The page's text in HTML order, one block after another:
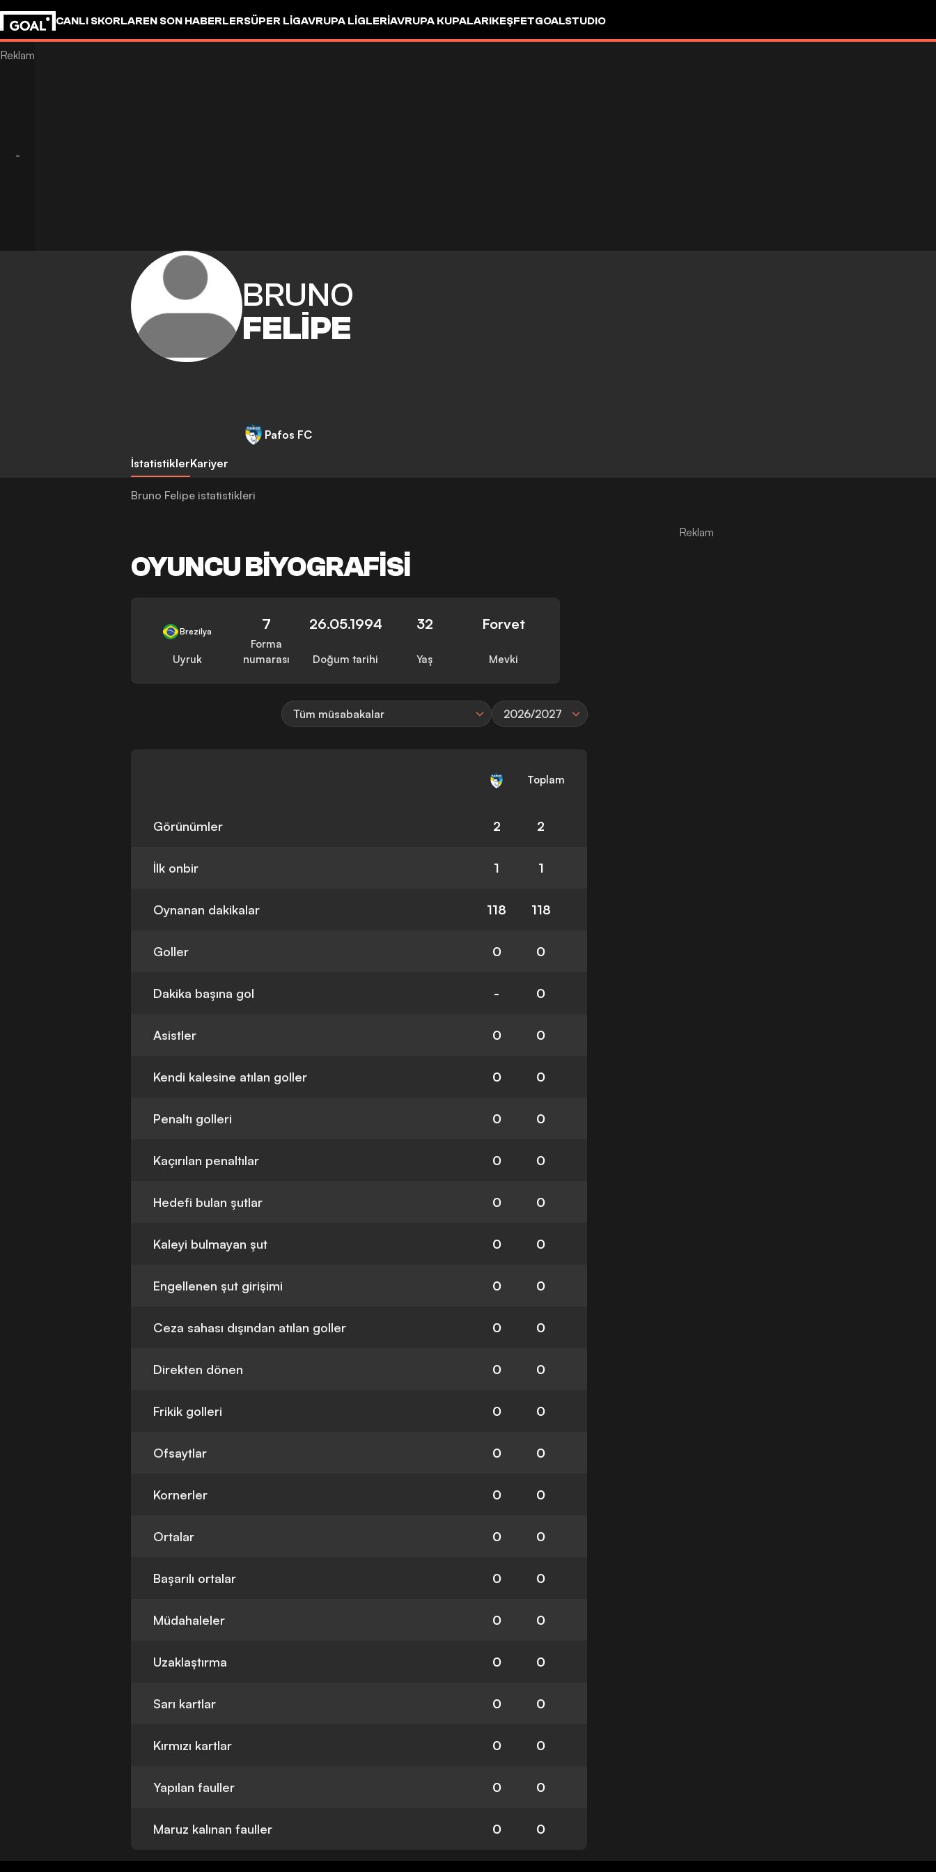
CANLI SKORLAREN SON HABERLERSÜPER LIGAVRUPA LIGLERIAVRUPA KUPALARIKEŞFETGOALSTUDIO
BRUNO
FELIPE
Pafos FC
İstatistiklerKariyer
Bruno Felipe istatistikleri
OYUNCU BIYOGRAFISI
Brezilya
Uyruk
7
Forma
numarası
26.05.1994
Doğum tarihi
32
Yaş
Forvet
Mevki
Tüm müsabakalar 2026/2027
Toplam
Görünümler 2 2
İlk onbir 1 1
Oynanan dakikalar 118 118
Goller 0 0
Dakika başına gol - 0
Asistler 0 0
Kendi kalesine atılan goller 0 0
Penaltı golleri 0 0
Kaçırılan penaltılar 0 0
Hedefi bulan şutlar 0 0
Kaleyi bulmayan şut 0 0
Engellenen şut girişimi 0 0
Ceza sahası dışından atılan goller 0 0
Direkten dönen 0 0
Frikik golleri 0 0
Ofsaytlar 0 0
Kornerler 0 0
Ortalar 0 0
Başarılı ortalar 0 0
Müdahaleler 0 0
Uzaklaştırma 0 0
Sarı kartlar 0 0
Kırmızı kartlar 0 0
Yapılan fauller 0 0
Maruz kalınan fauller 0 0